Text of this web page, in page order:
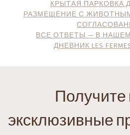
эксклюзивные
КРЫТАЯ ПАРКОВКА
РАЗМЕЩЕНИЕ С
ВСЕ ОТВЕТЫ — В НАШЕМ
ДНЕВНИК LES FERMES